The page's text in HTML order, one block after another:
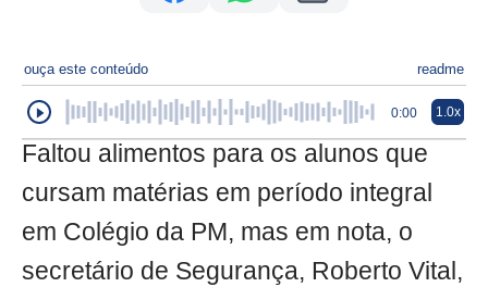
ouça este conteúdo readme
0:00 1.0x
Faltou alimentos para os alunos que
cursam matérias em período integral
em Colégio da PM, mas em nota, o
secretário de Segurança, Roberto Vital,